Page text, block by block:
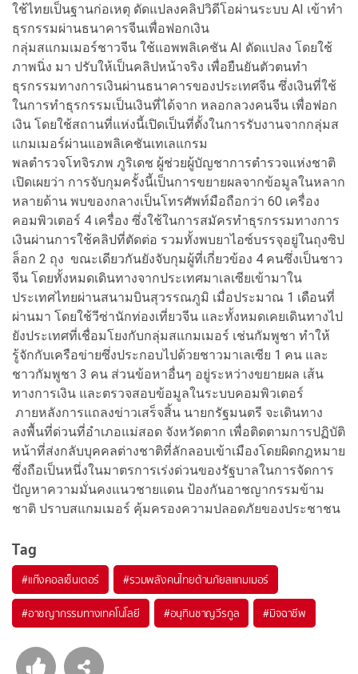
ใช้ไทยเป็นฐานก่อเหตุ ดัดแปลงคลิปวิดีโอผ่านระบบ AI เข้าทำ
ธุรกรรมผ่านธนาคารจีนเพื่อฟอกเงิน
กลุ่มสแกมเมอร์ชาวจีน ใช้แอพพลิเคชัน AI ดัดแปลง โดยใช้
ภาพนิ่ง มา ปรับให้เป็นคลิปหน้าจริง เพื่อยืนยันตัวตนทำ
ธุรกรรมทางการเงินผ่านธนาคารของประเทศจีน ซึ่งเงินที่ใช้
ในการทำธุรกรรมเป็นเงินที่ได้จาก หลอกลวงคนจีน เพื่อฟอก
เงิน โดยใช้สถานที่แห่งนี้เปิดเป็นที่ตั้งในการรับงานจากกลุ่มส
แกมเมอร์ผ่านแอพลิเคชันเทเลแกรม
พลตำรวจโทจิรภพ ภูริเดช ผู้ช่วยผู้บัญชาการตำรวจแห่งชาติ
เปิดเผยว่า การจับกุมครั้งนี้เป็นการขยายผลจากข้อมูลในหลาก
หลายด้าน พบของกลางเป็นโทรศัพท์มือถือกว่า 60 เครื่อง
คอมพิวเตอร์ 4 เครื่อง ซึ่งใช้ในการสมัครทำธุรกรรมทางการ
เงินผ่านการใช้คลิปที่ตัดต่อ รวมทั้งพบยาไอซ์บรรจุอยู่ในถุงซิป
ล็อก 2 ถุง ขณะเดียวกันยังจับกุมผู้ที่เกี่ยวข้อง 4 คนซึ่งเป็นชาว
จีน โดยทั้งหมดเดินทางจากประเทศมาเลเซียเข้ามาใน
ประเทศไทยผ่านสนามบินสุวรรณภูมิ เมื่อประมาณ 1 เดือนที่
ผ่านมา โดยใช้วีซ่านักท่องเที่ยวจีน และทั้งหมดเคยเดินทางไป
ยังประเทศที่เชื่อมโยงกับกลุ่มสแกมเมอร์ เช่นกัมพูชา ทำให้
รู้จักกับเครือข่ายซึ่งประกอบไปด้วยชาวมาเลเซีย 1 คน และ
ชาวกัมพูชา 3 คน ส่วนข้อหาอื่นๆ อยู่ระหว่างขยายผล เส้น
ทางการเงิน และตรวจสอบข้อมูลในระบบคอมพิวเตอร์
ภายหลังการแถลงข่าวเสร็จสิ้น นายกรัฐมนตรี จะเดินทาง
ลงพื้นที่ด่วนที่อำเภอแม่สอด จังหวัดตาก เพื่อติดตามการปฏิบัติ
หน้าที่ส่งกลับบุคคลต่างชาติที่ลักลอบเข้าเมืองโดยผิดกฎหมาย
ซึ่งถือเป็นหนึ่งในมาตรการเร่งด่วนของรัฐบาลในการจัดการ
ปัญหาความมั่นคงแนวชายแดน ป้องกันอาชญากรรมข้าม
ชาติ ปราบสแกมเมอร์ คุ้มครองความปลอดภัยของประชาชน
Tag
#แก๊งคอลเซ็นเตอร์ #รวมพลังคนไทยต้านภัยสแกมเมอร์
#อาชญากรรมทางเทคโนโลยี #อนุทินชาญวีรกูล #มิจฉาชีพ